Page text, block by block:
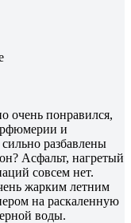
очень понравился,
и
разбавлены
Асфальт, нагретый
совсем нет.
жарким летним
на раскаленную
воды.